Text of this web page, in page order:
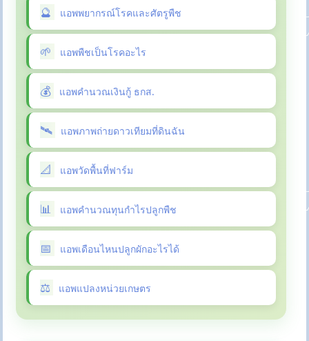
แอพพยากรณ์โรคและศัตรูพืช
แอพพืชเป็นโรคอะไร
แอพคำนวณเงินกู้ ธกส.
แอพภาพถ่ายดาวเทียมที่ดินฉัน
แอพวัดพื้นที่ฟาร์ม
แอพคำนวณทุนกำไรปลูกพืช
แอพเดือนไหนปลูกผักอะไรได้
แอพแปลงหน่วยเกษตร